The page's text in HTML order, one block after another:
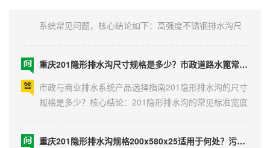
寸多样，需根据承重与流量定制；生态排水篦子主要适
用于海绵城市与景观区域；过人盖板通过优化设计可显
著提升防堵能力；高竹新菜市场专用盖板具备特定尺
规格是多少？核心结论：201隐形排水沟的常见标准宽度
为100毫米至300毫米，深度在100毫米至150毫米之间，
长度通常为1米标准段，具体尺寸需根据场地荷载和排水
量设计确定。201隐形排水......